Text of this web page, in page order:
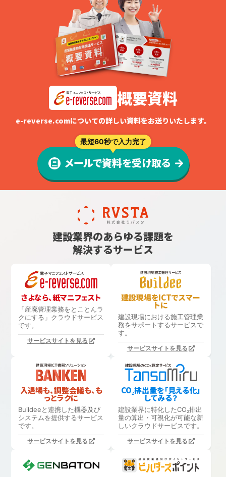
概要資料
e-reverse.comについての詳しい資料をお送りいたします。
最短60秒で入力完了
メールで資料を受け取る
建設業界のあらゆる課題を
解決するサービス
さよなら、紙マニフェスト
「産廃管理業務をとことんラ
クにする」 クラウドサービス
です。
サービスサイトを見る
建設現場をICTでスマー
トに
建設現場における施工管理業
務をサポートするサービスで
す。
サービスサイトを見る
入退場も、調整会議も、も
っとラクに
Buildeeと連携した機器及び
システムを提供するサービス
です。
サービスサイトを見る
CO₂排出量を「見える化」
してみる？
建設業界に特化したCO₂排出
量の算出・可視化が可能な新
しいクラウドサービスです。
サービスサイトを見る